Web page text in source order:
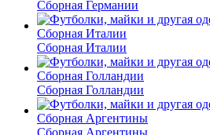
Сборная Германии
Сборная Италии
Сборная Голландии
Сборная Аргентины